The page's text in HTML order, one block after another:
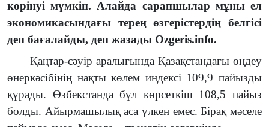
көрінуі мүмкін. Алайда сарапшылар мұны ел
экономикасындағы терең өзгерістердің белгісі
деп бағалайды, деп жазады Ozgeris.info.
Қаңтар-сәуір аралығында Қазақстандағы өңдеу
өнеркәсібінің нақты көлем индексі 109,9 пайызды
құрады. Өзбекстанда бұл көрсеткіш 108,5 пайыз
болды. Айырмашылық аса үлкен емес. Бірақ мәселе